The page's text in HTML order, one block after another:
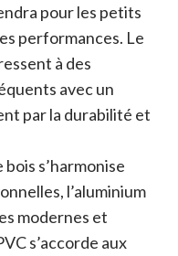
pour les petits
performances. Le
à des
avec un
par la durabilité et
bois s’harmonise
l’aluminium
modernes et
s’accorde aux